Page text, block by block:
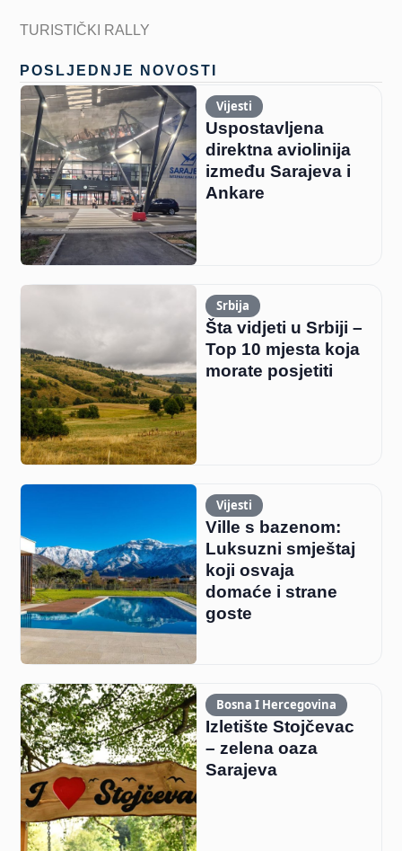
TURISTIČKI RALLY
POSLJEDNJE NOVOSTI
Vijesti
Uspostavljena
direktna aviolinija
između Sarajeva i
Ankare
Srbija
Šta vidjeti u Srbiji –
Top 10 mjesta koja
morate posjetiti
Vijesti
Ville s bazenom:
Luksuzni smještaj
koji osvaja
domaće i strane
goste
Bosna I Hercegovina
Izletište Stojčevac
– zelena oaza
Sarajeva